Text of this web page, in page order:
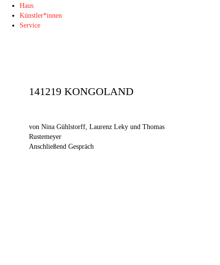
Haus
Künstler*innen
Service
141219 KONGOLAND
von Nina Gühlstorff, Laurenz Leky und Thomas
Rustemeyer
Anschließend Gespräch